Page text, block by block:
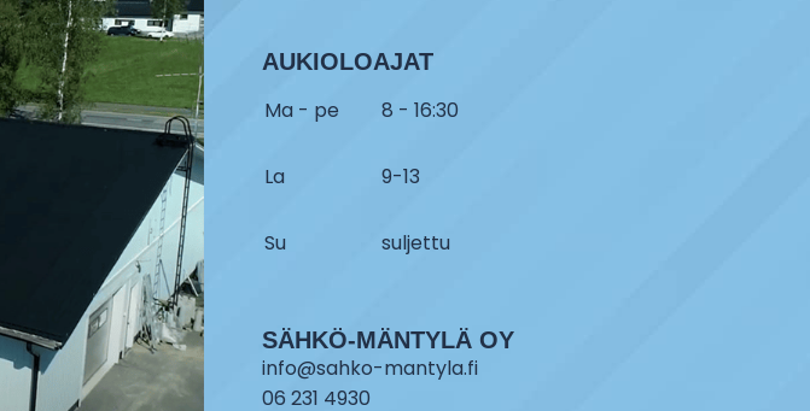
AUKIOLOAJAT
Ma - pe 8 - 16:30
La 9-13
Su suljettu
SÄHKÖ-MÄNTYLÄ OY
info@sahko-mantyla.fi
06 231 4930